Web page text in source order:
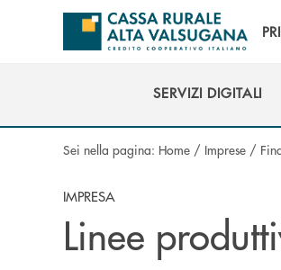
Salta al contenuto principale
SERVIZI DIGITALI
Sei nella pagina: Home / Imprese /
IMPRESA
Linee